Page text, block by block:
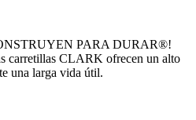
PARA DURAR®!
carretillas CLARK ofrecen un alto
una larga vida útil.